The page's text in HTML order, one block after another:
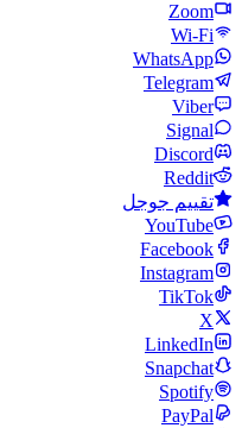
Zoom
Wi‑Fi
WhatsApp
Telegram
Viber
Signal
Discord
Reddit
تقييم جوجل
YouTube
Facebook
Instagram
TikTok
X
LinkedIn
Snapchat
Spotify
PayPal